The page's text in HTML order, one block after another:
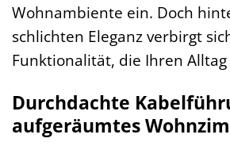
Wohnambiente ein. Doch
schlichten Eleganz verbirgt
Funktionalität, die Ihren
Durchdachte
aufgeräumtes